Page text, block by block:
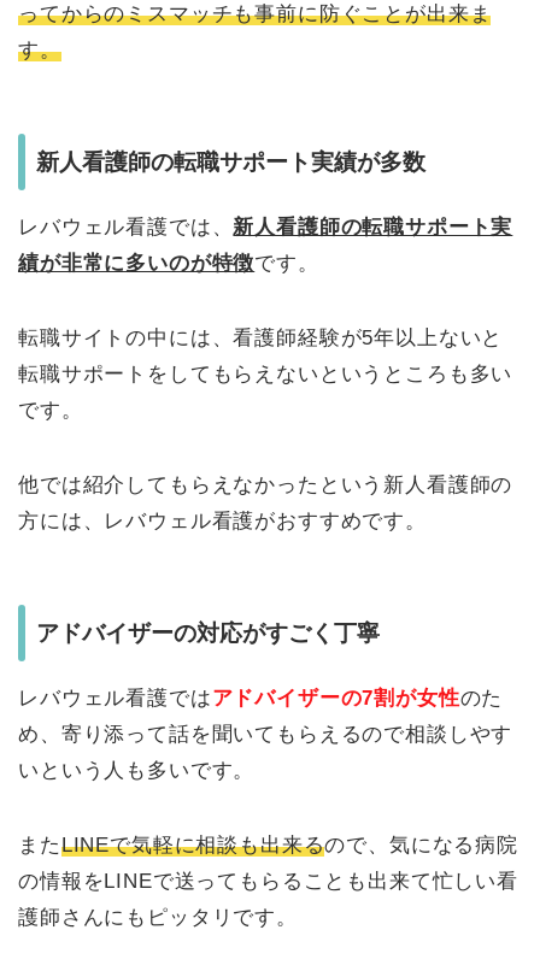
ってからのミスマッチも事前に防ぐことが出来ま
す。
新人看護師の転職サポート実績が多数
レバウェル看護では、新人看護師の転職サポート実
績が非常に多いのが特徴です。
転職サイトの中には、看護師経験が5年以上ないと
転職サポートをしてもらえないというところも多い
です。
他では紹介してもらえなかったという新人看護師の
方には、レバウェル看護がおすすめです。
アドバイザーの対応がすごく丁寧
レバウェル看護ではアドバイザーの7割が女性のた
め、寄り添って話を聞いてもらえるので相談しやす
いという人も多いです。
またLINEで気軽に相談も出来るので、気になる病院
の情報をLINEで送ってもらることも出来て忙しい看
護師さんにもピッタリです。